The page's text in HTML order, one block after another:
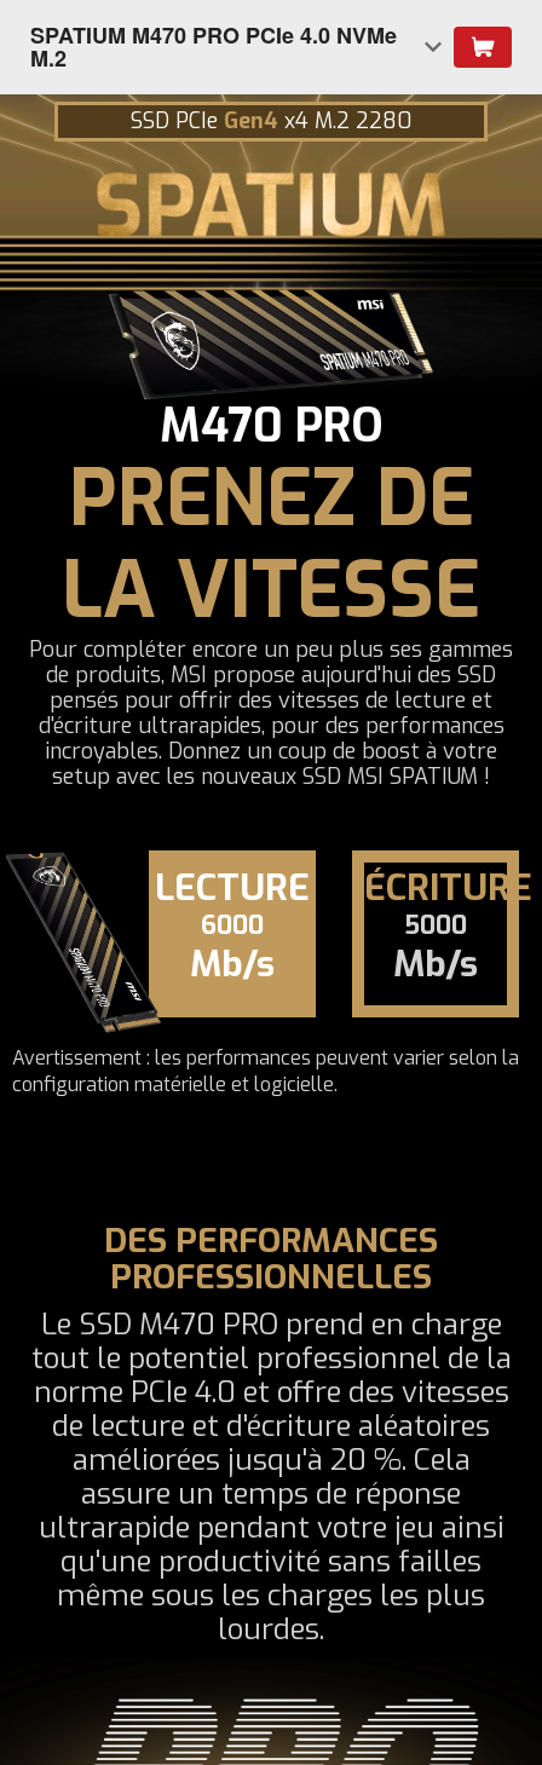
SPATIUM M470 PRO PCIe 4.0 NVMe
M.2
SSD PCIe Gen4 x4 M.2 2280
M470 PRO
PRENEZ DE
LA VITESSE
Pour compléter encore un peu plus ses gammes
de produits, MSI propose aujourd'hui des SSD
pensés pour offrir des vitesses de lecture et
d'écriture ultrarapides, pour des performances
incroyables. Donnez un coup de boost à votre
setup avec les nouveaux SSD MSI SPATIUM !
LECTURE
6000
Mb/s
ÉCRITURE
5000
Mb/s
Avertissement : les performances peuvent varier selon la
configuration matérielle et logicielle.
DES PERFORMANCES
PROFESSIONNELLES
Le SSD M470 PRO prend en charge
tout le potentiel professionnel de la
norme PCIe 4.0 et offre des vitesses
de lecture et d'écriture aléatoires
améliorées jusqu'à 20 %. Cela
assure un temps de réponse
ultrarapide pendant votre jeu ainsi
qu'une productivité sans failles
même sous les charges les plus
lourdes.